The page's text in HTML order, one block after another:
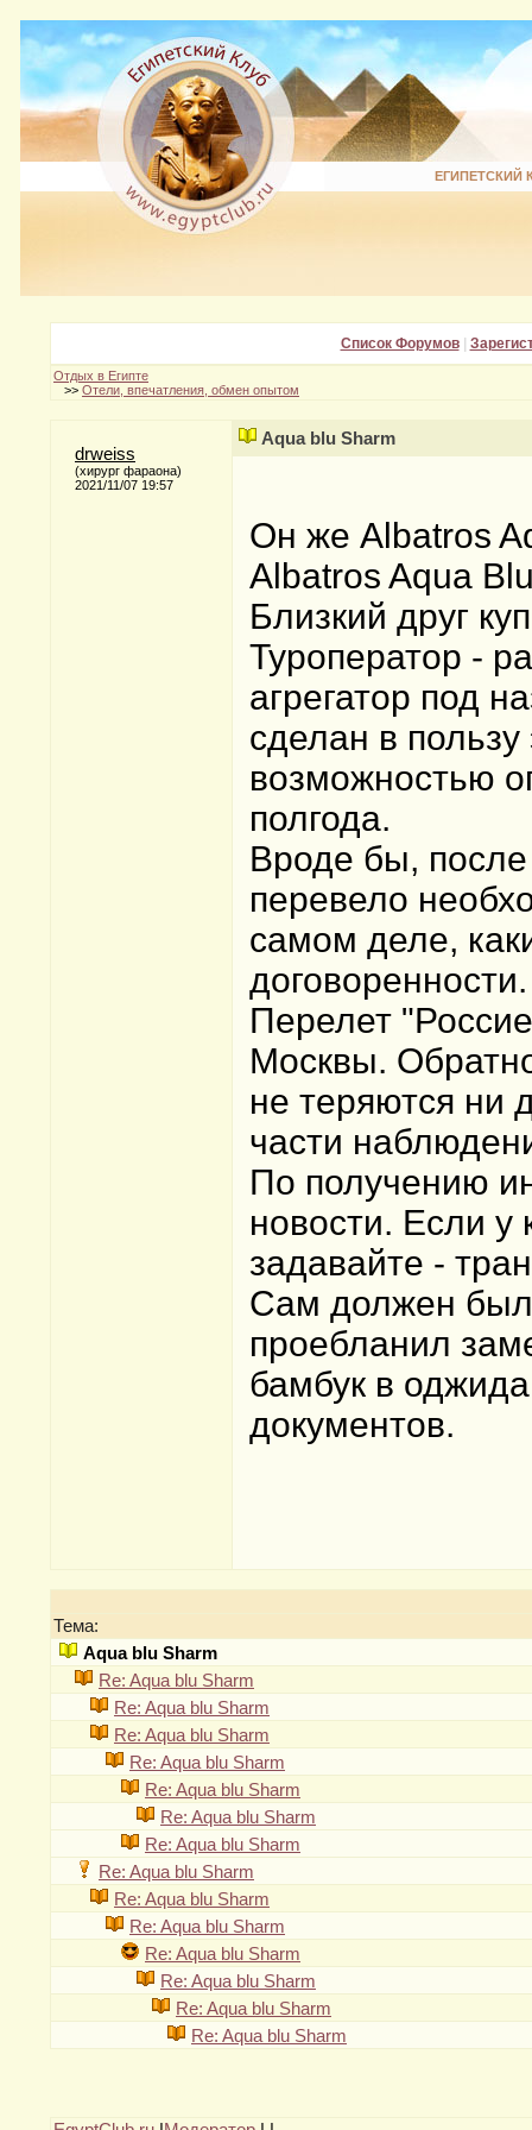
ЕГИПЕТСКИЙ
Список Форумов|
Отдых в Египте
>> Отели, впечатления, обмен опытом
drweiss
(хирург фараона)
2021/11/07 19:57
Aqua blu Sharm
Он же Albatros
Albatros Aqua
Близкий друг
Туроператор -
агрегатор под
сделан в пользу
возможностью
полгода.
Вроде бы, после
перевело
самом деле,
договоренности.
Перелет
Москвы.
не теряются ни
части
По получению
новости. Если у
задавайте -
Сам должен был
проебланил
бамбук в
документов.
Тема:
Aqua blu Sharm
Re: Aqua blu Sharm
Re: Aqua blu Sharm
Re: Aqua blu Sharm
Re: Aqua blu Sharm
Re: Aqua blu Sharm
Re: Aqua blu Sharm
Re: Aqua blu Sharm
Re: Aqua blu Sharm
Re: Aqua blu Sharm
Re: Aqua blu Sharm
Re: Aqua blu Sharm
Re: Aqua blu Sharm
Re: Aqua blu Sharm
Re: Aqua blu Sharm